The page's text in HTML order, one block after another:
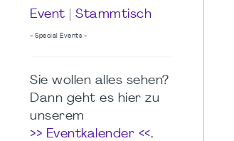
Event
Stammtisch
- Special Events -
Sie wollen alles sehen?
Dann geht es hier zu
unserem
>> Eventkalender <<.